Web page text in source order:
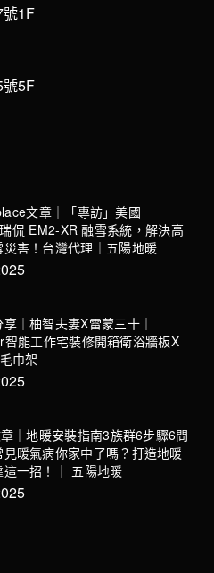
1F
5F
文章｜「專訪」美國
侃 EM2-XR 融雪系統，解決高
災害！台灣代理｜五陽地暖
｜柚智夫妻X雷蒙三十｜
智能工作宅裝修開箱衛浴牆板X
巾架
｜地暖安裝指南3族群6步驟6問
暖氣病你家中了嗎？打造地暖
一招！｜ 五陽地暖